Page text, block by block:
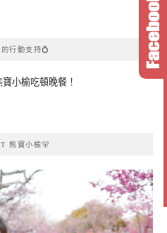
行動支持💍
小榆吃頓晚餐！
熊寶小榆🐻